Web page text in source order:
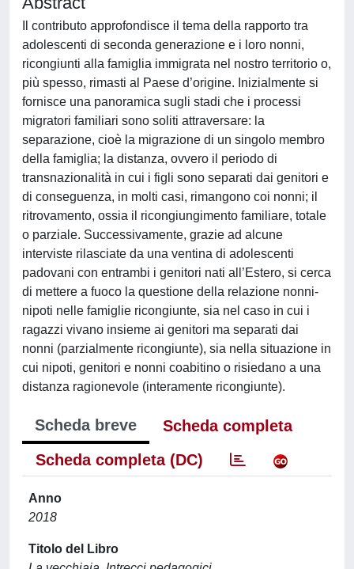
Il contributo approfondisce il tema della rapporto tra
adolescenti di seconda generazione e i loro nonni,
ricongiunti alla famiglia immigrata nel nostro territorio o,
più spesso, rimasti al Paese d’origine. Inizialmente si
fornisce una panoramica sugli stadi che i processi
migratori familiari sono soliti attraversare: la
separazione, cioè la migrazione di un singolo membro
della famiglia; la distanza, ovvero il periodo di
transnazionalità in cui i figli sono separati dai genitori e
di conseguenza, in molti casi, rimangono coi nonni; il
ritrovamento, ossia il ricongiungimento familiare, totale
o parziale. Successivamente, grazie ad alcune
interviste rilasciate da una ventina di adolescenti
padovani con entrambi i genitori nati all’Estero, si cerca
di mettere a fuoco la questione della relazione nonni-
nipoti nelle famiglie ricongiunte, sia nel caso in cui i
ragazzi vivano insieme ai genitori ma separati dai
nonni (parzialmente ricongiunte), sia nella situazione in
cui nipoti, genitori e nonni coabitino o risiedano a una
distanza ragionevole (interamente ricongiunte).
Scheda breve
Scheda completa
Scheda completa (DC)
Anno
2018
Titolo del Libro